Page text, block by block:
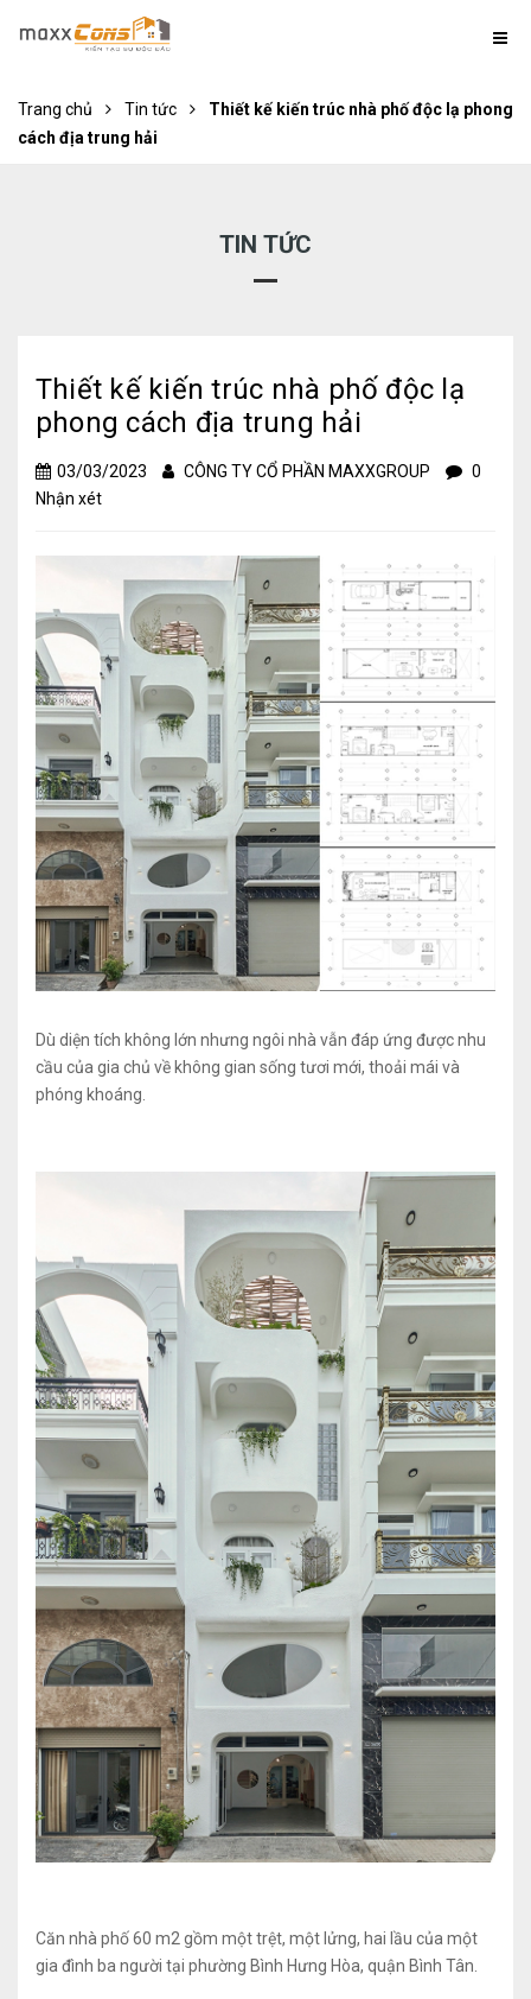
Trang chủ Tin tức
Thiết kế kiến trúc nhà phố độc lạ phong
cách địa trung hải
TIN TỨC
Thiết kế kiến trúc nhà phố độc lạ
phong cách địa trung hải
03/03/2023 CÔNG TY CỔ PHẦN MAXXGROUP
0
Nhận xét
Dù diện tích không lớn nhưng ngôi nhà vẫn đáp ứng được nhu
cầu của gia chủ về không gian sống tươi mới, thoải mái và
phóng khoáng.
Căn nhà phố 60 m2 gồm một trệt, một lửng, hai lầu của một
gia đình ba người tại phường Bình Hưng Hòa, quận Bình Tân.